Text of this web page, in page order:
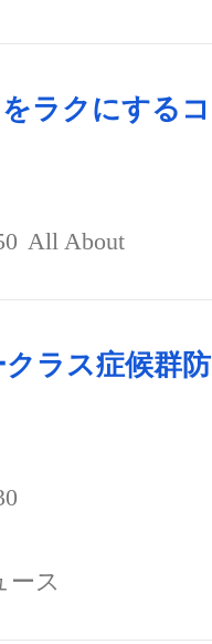
をラクにするコ
All About
ラス症候群防
ース